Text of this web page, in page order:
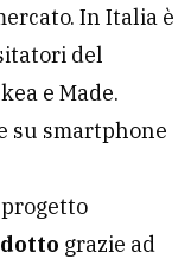
In Italia è
del
e Made.
su smartphone
grazie ad